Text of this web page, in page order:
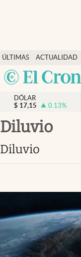
ÚLTIMAS
NOTICIAS
ACTUALIDAD
Actualidad
Finanzas y economía
Dólar y mercados
Opinión
Brand Strategy
Vida y estilo
Clima
Espiritualidad
DÓLAR
$ 17,15 0.13%
diluvio
diluvio